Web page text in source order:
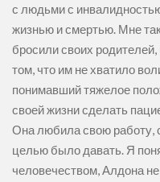
с людьми с
жизнью и смертью. Мне
бросили своих
том, что им не хватило
понимавший тяжелое
своей жизни сделать
Она любила свою работу,
целью было давать. Я
человечеством, Алдона